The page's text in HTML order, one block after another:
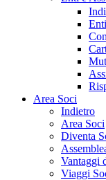
Area Soci
Indietro
Area Soci
Diventa
Vantaggi
Viaggi